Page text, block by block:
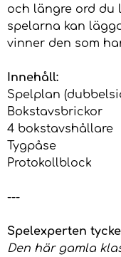
och längre ord du
spelarna kan
vinner den som
Innehåll:
Spelplan
Bokstavsbrickor
4 bokstavshållare
Tygpåse
Protokollblock
---
Spelexperten
Den här gamla